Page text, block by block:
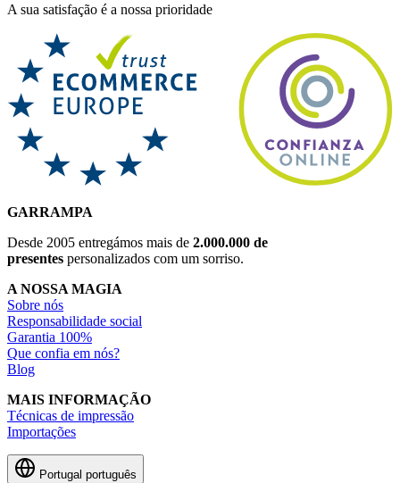
A sua satisfação é a nossa prioridade
GARRAMPA
Desde 2005 entregámos mais de 2.000.000 de
presentes personalizados com um sorriso.
A NOSSA MAGIA
Sobre nós
Responsabilidade social
Garantia 100%
Que confia em nós?
Blog
MAIS INFORMAÇÃO
Técnicas de impressão
Importações
Portugal português